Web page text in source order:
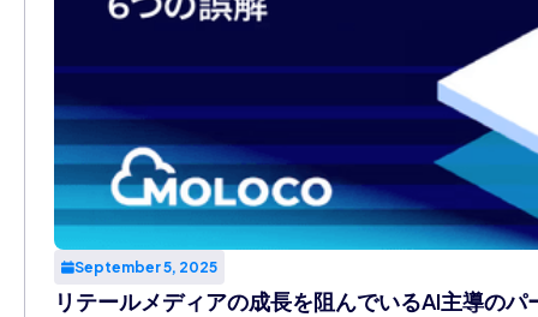
September 5, 2025
リテールメディアの成長を阻んでいるAI主導の